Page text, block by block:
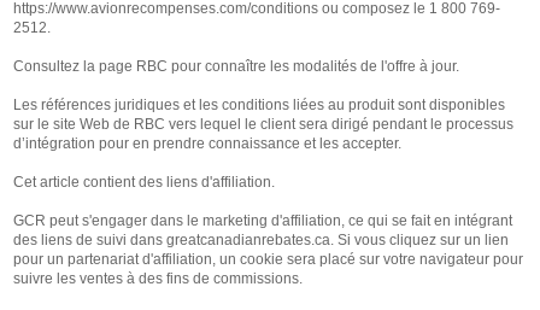
https://www.avionrecompenses.com/conditions ou composez le 1 800 769-
2512.
Consultez la page RBC pour connaître les modalités de l'offre à jour.
Les références juridiques et les conditions liées au produit sont disponibles
sur le site Web de RBC vers lequel le client sera dirigé pendant le processus
d’intégration pour en prendre connaissance et les accepter.
Cet article contient des liens d'affiliation.
GCR peut s'engager dans le marketing d'affiliation, ce qui se fait en intégrant
des liens de suivi dans greatcanadianrebates.ca. Si vous cliquez sur un lien
pour un partenariat d'affiliation, un cookie sera placé sur votre navigateur pour
suivre les ventes à des fins de commissions.